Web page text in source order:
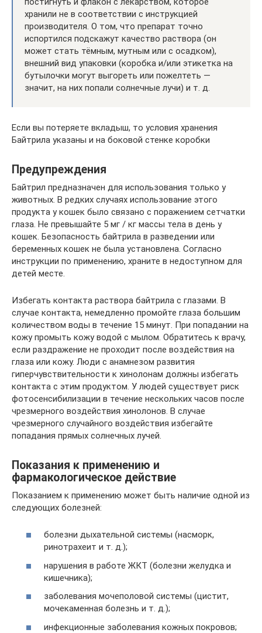
хранили не в соответствии с инструкцией
производителя. О том, что препарат точно
испортился подскажут качество раствора (он
может стать тёмным, мутным или с осадком),
внешний вид упаковки (коробка и/или этикетка на
бутылочки могут выгореть или пожелтеть —
значит, на них попали солнечные лучи) и т. д.
Если вы потеряете вкладыш, то условия хранения
Байтрила указаны и на боковой стенке коробки
Предупреждения
Байтрил предназначен для использования только у
животных. В редких случаях использование этого
продукта у кошек было связано с поражением сетчатки
глаза. Не превышайте 5 мг / кг массы тела в день у
кошек. Безопасность байтрила в разведении или
беременных кошек не была установлена. Согласно
инструкции по применению, храните в недоступном для
детей месте.
Избегать контакта раствора байтрила с глазами. В
случае контакта, немедленно промойте глаза большим
количеством воды в течение 15 минут. При попадании на
кожу промыть кожу водой с мылом. Обратитесь к врачу,
если раздражение не проходит после воздействия на
глаза или кожу. Люди с анамнезом развития
гиперчувствительности к хинолонам должны избегать
контакта с этим продуктом. У людей существует риск
фотосенсибилизации в течение нескольких часов после
чрезмерного воздействия хинолонов. В случае
чрезмерного случайного воздействия избегайте
попадания прямых солнечных лучей.
Показания к применению и
фармакологическое действие
Показанием к применению может быть наличие одной из
следующих болезней:
болезни дыхательной системы (насморк,
ринотрахеит и т. д.);
нарушения в работе ЖКТ (болезни желудка и
кишечника);
заболевания мочеполовой системы (цистит,
мочекаменная болезнь и т. д.);
инфекционные заболевания кожных покровов;